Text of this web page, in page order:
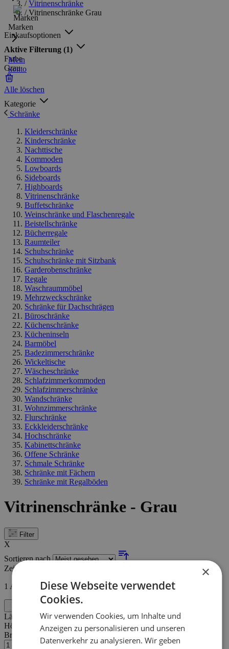
Marken
Mein
konto
/ Vitrinenschränke
/ Vitrinenschränke Grau
Einkaufsoptionen
Aktive Filterung (1)
Farbe
Grau
Alle löschen
Kategorie
Schränke
Kleiderschränke
Kinderschränke
Nachttische
Kommoden
Lowboards
Sideboards
Highboards
Vitrinenschränke
Buffetschränke
Weinschränke und Flaschenregale
Beistellschränke
Bücherregale
Raumteiler
Schuhschränke
Schuhschränke mit Sitzbank
Garderobenschränke
Regale
Waschraummöbel
Mehrzweckschränke
Schränke für Dachschrägen
Büroschränke
Küchenschränke
Kücheninseln
Barmöbel
Badezimmerschränke
Wickeltische
Wäscheschränke
Schlafzimmerkommoden
Schlafzimmerschränke
Wandschränke
Wohnzimmerschränke
Flurschränke
Eckkleiderschränke
Hochschränke
Kabinettschränke
Offene Schränke
Schmale Schränke
Schränke mit Fächern
Schränke mit Regalböden
Vitrinenschränke - Grau
Filter
X
Sortieren nach
Zeigen
1 Artikel
Länge:
80 cm
Höhe:
60 cm
Breite/Tiefe:
9 cm
×
Diese Webseite verwendet
Cookies.
Wir verwenden Cookies, um Inhalte und
Anzeigen zu personalisieren und unseren
Datenverkehr zu analysieren. Wir geben